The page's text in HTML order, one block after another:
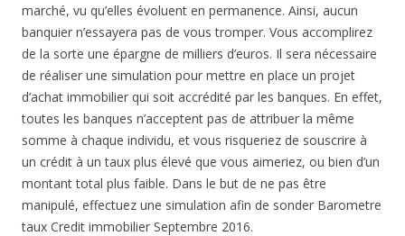
marché, vu qu’elles évoluent en permanence. Ainsi, aucun
banquier n’essayera pas de vous tromper. Vous accomplirez
de la sorte une épargne de milliers d’euros. Il sera nécessaire
de réaliser une simulation pour mettre en place un projet
d’achat immobilier qui soit accrédité par les banques. En effet,
toutes les banques n’acceptent pas de attribuer la même
somme à chaque individu, et vous risqueriez de souscrire à
un crédit à un taux plus élevé que vous aimeriez, ou bien d’un
montant total plus faible. Dans le but de ne pas être
manipulé, effectuez une simulation afin de sonder Barometre
taux Credit immobilier Septembre 2016.